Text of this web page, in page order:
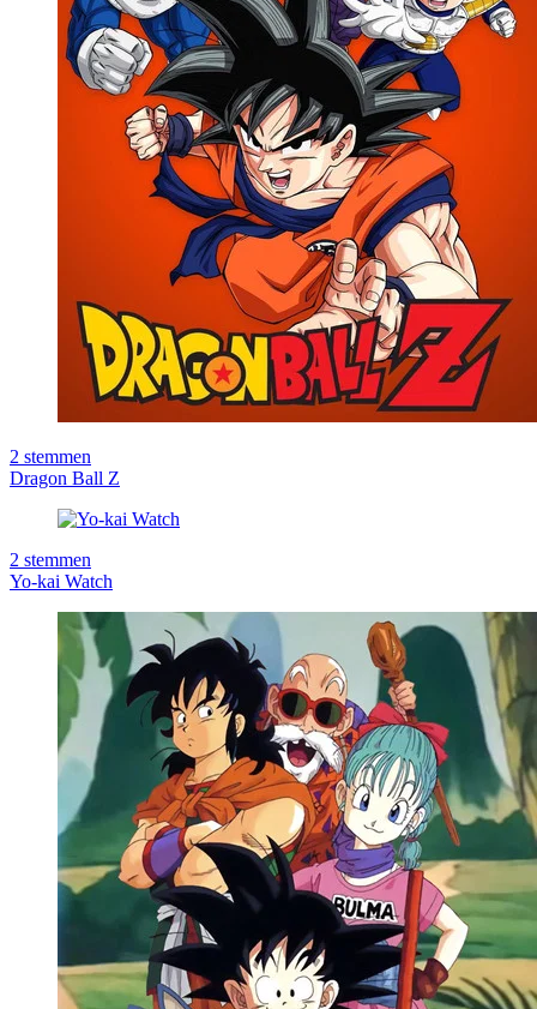
2 stemmen
Dragon Ball Z
2 stemmen
Yo-kai Watch